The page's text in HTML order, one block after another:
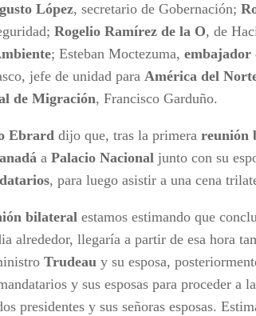
López, secretario de Gobernación;
Rogelio Ramírez de la O, de
; Esteban Moctezuma, embajador
jefe de unidad para América del
de Migración, Francisco Garduño.
Ebrard dijo que, tras la primera reunión
a Palacio Nacional junto con su
, para luego asistir a una cena
bilateral estamos estimando que
alrededor, llegaría a partir de esa hora
Trudeau y su esposa,
y sus esposas para proceder a la
presidentes y sus señoras esposas.